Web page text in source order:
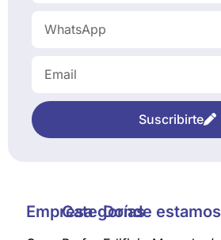
Suscribirte
EmpresaCategoríasDonde estamos